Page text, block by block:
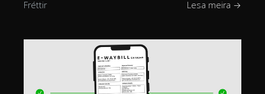
Fréttir Lesa meira →